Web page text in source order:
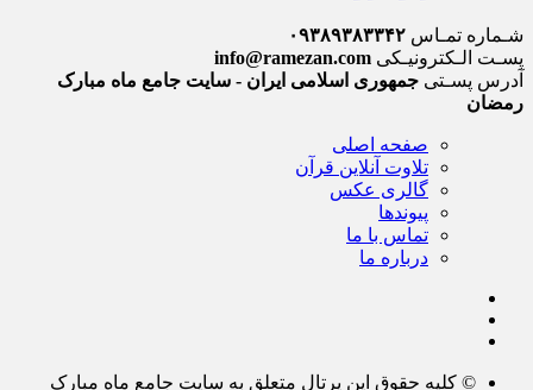
شـماره تمـاس ۰۹۳۸۹۳۸۳۳۴۲
پسـت الـکترونیـکی info@ramezan.com
آدرس پسـتی جمهوری اسلامی ایران - سایت جامع ماه مبارک
رمضان
صفحه اصلی
تلاوت آنلاین قرآن
گالری عکس
پیوندها
تماس با ما
درباره ما
© کلیه حقوق این پرتال متعلق به سایت جامع ماه مبارک